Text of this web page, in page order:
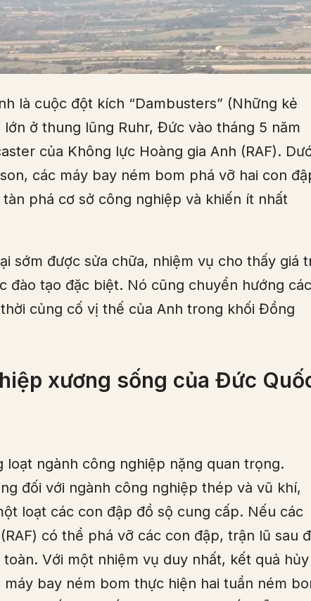
là cuộc đột kích “Dambusters” (Những kẻ
ở thung lũng Ruhr, Đức vào tháng 5 năm
của Không lực Hoàng gia Anh (RAF).
các máy bay ném bom phá vỡ hai con
phá cơ sở công nghiệp và khiến ít nhất
sớm được sửa chữa, nhiệm vụ cho thấy giá
đào tạo đặc biệt. Nó cũng chuyển hướng các
củng cố vị thế của Anh trong khối Đồng
xương sống của Đức
ngành công nghiệp nặng quan trọng.
đối với ngành công nghiệp thép và vũ khí,
loạt các con đập đồ sộ cung cấp. Nếu các
có thể phá vỡ các con đập, trận lũ sau
Với một nhiệm vụ duy nhất, kết quả hủy
bay ném bom thực hiện hai tuần ném